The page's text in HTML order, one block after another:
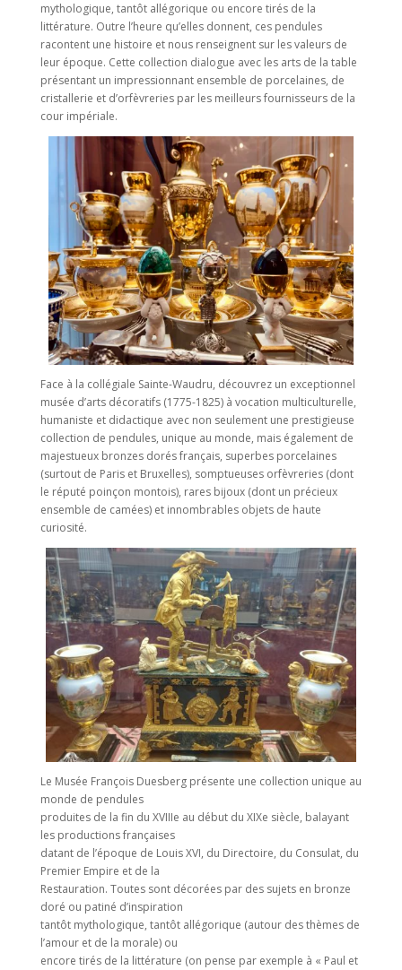
mythologique, tantôt allégorique ou encore tirés de la
littérature. Outre l’heure qu’elles donnent, ces pendules
racontent une histoire et nous renseignent sur les valeurs de
leur époque. Cette collection dialogue avec les arts de la table
présentant un impressionnant ensemble de porcelaines, de
cristallerie et d’orfèvreries par les meilleurs fournisseurs de la
cour impériale.
Face à la collégiale Sainte-Waudru, découvrez un exceptionnel
musée d’arts décoratifs (1775-1825) à vocation multiculturelle,
humaniste et didactique avec non seulement une prestigieuse
collection de pendules, unique au monde, mais également de
majestueux bronzes dorés français, superbes porcelaines
(surtout de Paris et Bruxelles), somptueuses orfèvreries (dont
le réputé poinçon montois), rares bijoux (dont un précieux
ensemble de camées) et innombrables objets de haute
curiosité.
Le Musée François Duesberg présente une collection unique au
monde de pendules
produites de la fin du XVIIIe au début du XIXe siècle, balayant
les productions françaises
datant de l’époque de Louis XVI, du Directoire, du Consulat, du
Premier Empire et de la
Restauration. Toutes sont décorées par des sujets en bronze
doré ou patiné d’inspiration
tantôt mythologique, tantôt allégorique (autour des thèmes de
l’amour et de la morale) ou
encore tirés de la littérature (on pense par exemple à « Paul et